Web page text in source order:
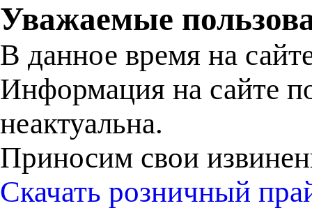
Уважаемые
В данное время на
Информация на сайте
неактуальна.
Приносим свои
Скачать розничный